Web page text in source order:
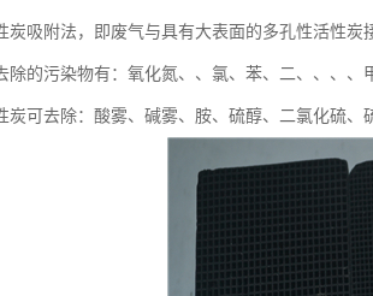
炭吸附法，即废气与具有大表面的多孔性活性
除的污染物有：氧化氮、、氯、苯、二、、、
炭可去除：酸雾、碱雾、胺、硫醇、二氯化硫、